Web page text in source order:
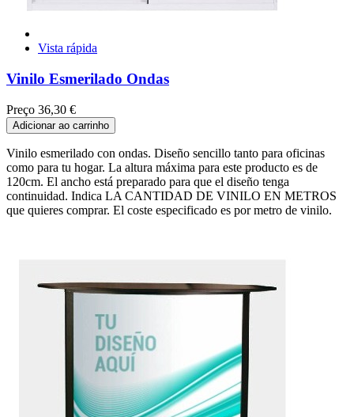
Vista rápida
Vinilo Esmerilado Ondas
Preço 36,30 €
Adicionar ao carrinho
Vinilo esmerilado con ondas. Diseño sencillo tanto para oficinas
como para tu hogar. La altura máxima para este producto es de
120cm. El ancho está preparado para que el diseño tenga
continuidad. Indica LA CANTIDAD DE VINILO EN METROS
que quieres comprar. El coste especificado es por metro de vinilo.